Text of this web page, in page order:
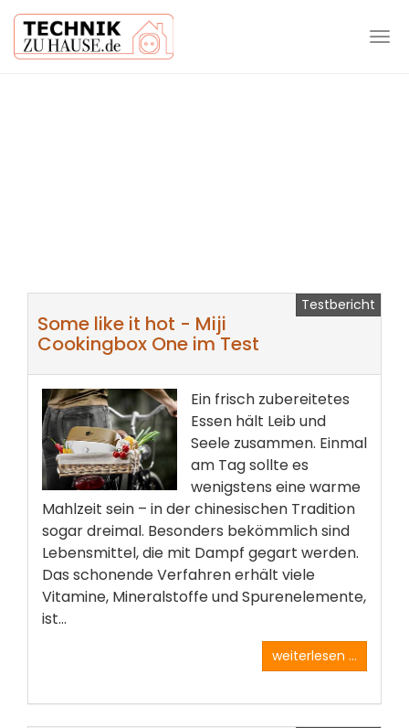
Testbericht
Some like it hot - Miji
Cookingbox One im Test
Ein frisch zubereitetes
Essen hält Leib und
Seele zusammen. Einmal
am Tag sollte es
wenigstens eine warme
Mahlzeit sein – in der chinesischen Tradition
sogar dreimal. Besonders bekömmlich sind
Lebensmittel, die mit Dampf gegart werden.
Das schonende Verfahren erhält viele
Vitamine, Mineralstoffe und Spurenelemente,
ist...
weiterlesen ...